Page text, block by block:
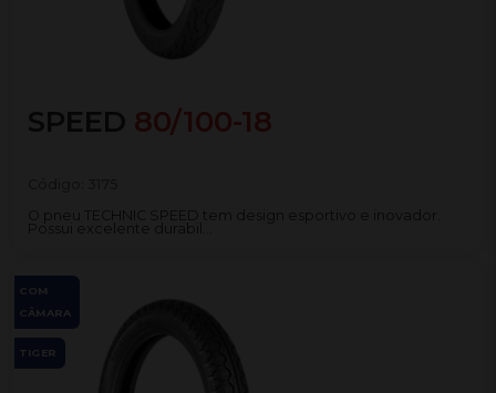
SPEED 80/100-18
O pneu TECHNIC SPEED tem design esportivo e inovador.
Possui excelente durabil...
COM
CÂMARA
TIGER